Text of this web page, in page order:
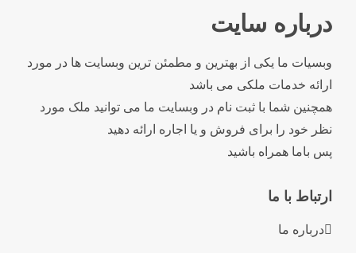
درباره سایت
وبسیات ما یکی از بهترین و مطمئن ترین وبسایت ها در مورد
ارائه خدمات ملکی می باشد
همچنین شما با ثبت نام در وبسایت ما می توانید ملک مورد
نظر خود را برای فروش و یا اجاره ارائه دهید
پس باما همراه باشید
ارتباط با ما
درباره ما